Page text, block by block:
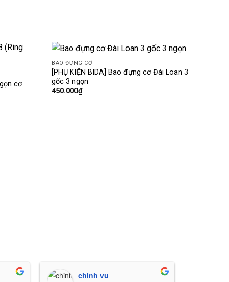
wishlist
cơ
Add
to
BAO ĐỰNG CƠ
[PHỤ KIỆN BIDA] Bao đựng cơ Đài Loan 3
gốc 3 ngọn
450.000₫
chinh vu